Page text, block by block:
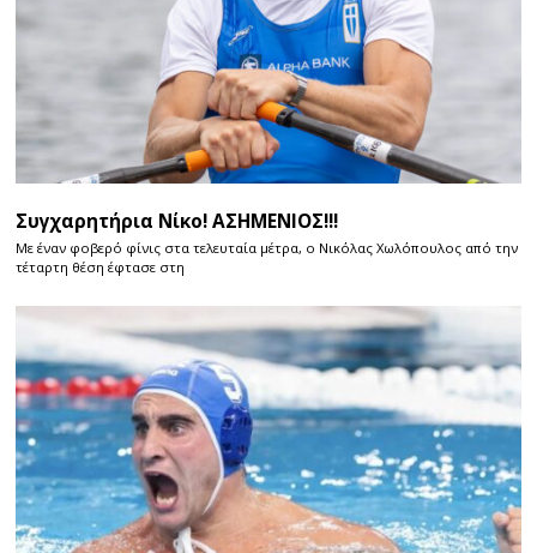
Συγχαρητήρια Νίκο! ΑΣΗΜΕΝΙΟΣ!!!
Με έναν φοβερό φίνις στα τελευταία μέτρα, ο Νικόλας Χωλόπουλος από την
τέταρτη θέση έφτασε στη